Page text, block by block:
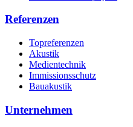
Referenzen
Topreferenzen
Akustik
Medientechnik
Immissionsschutz
Bauakustik
Unternehmen